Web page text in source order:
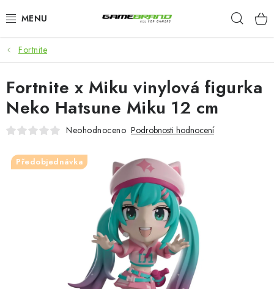
na
KATEGORIE
FILMY A SERIÁLY
HRY
Doprava a platba Kontakt
Fortnite
Fortnite x Miku vinylová figurka
Neko Hatsune Miku 12 cm
Neohodnoceno Podrobnosti hodnocení
Předobjednávka